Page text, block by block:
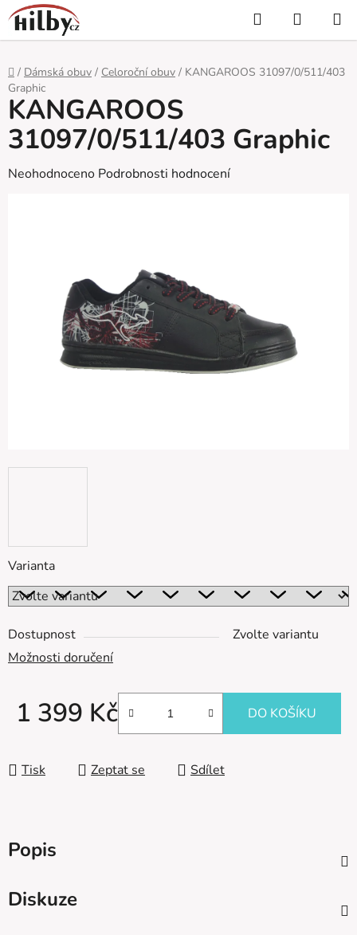
Přejít
na
obsah
Hledat
KOŠÍK
Domů
/ Dámská obuv / Celoroční obuv / KANGAROOS 31097/0/511/403
Graphic
Varianta
Dostupnost
Zvolte variantu
Možnosti doručení
1 399 Kč DO KOŠÍKU
Tisk Zeptat se Sdílet
KANGAROOS
31097/0/511/403 Graphic
Průměrné
hvězdiček.
Neohodnoceno Podrobnosti hodnocení
Popis
Diskuze